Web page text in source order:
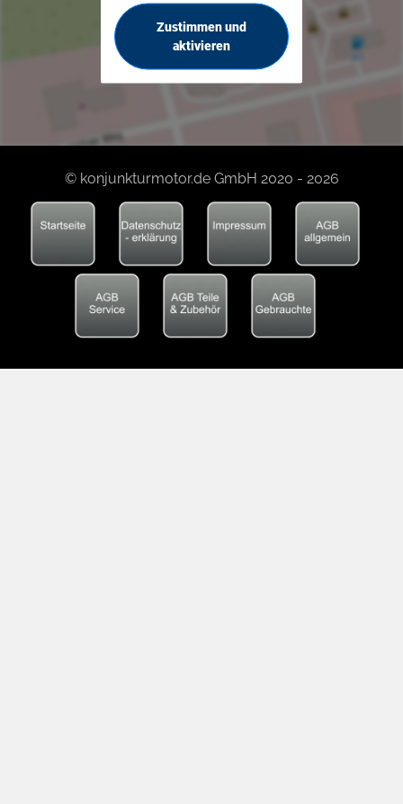
Zustimmen und
aktivieren
© konjunkturmotor.de GmbH 2020 - 2026